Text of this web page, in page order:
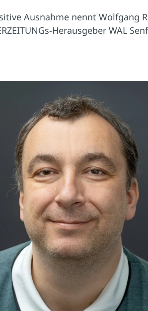
Ausnahme nennt Wolfgang
Herausgeber WAL